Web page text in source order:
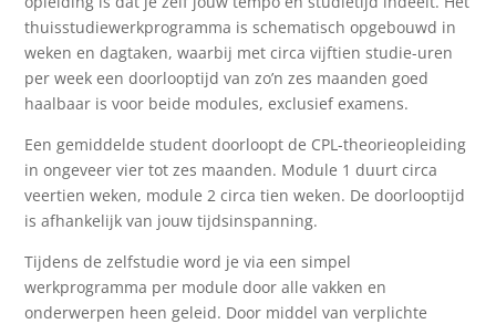
thuisstudiewerkprogramma is schematisch opgebouwd in
weken en dagtaken, waarbij met circa vijftien studie-uren
per week een doorlooptijd van zo’n zes maanden goed
haalbaar is voor beide modules, exclusief examens.
Een gemiddelde student doorloopt de CPL-theorieopleiding
in ongeveer vier tot zes maanden. Module 1 duurt circa
veertien weken, module 2 circa tien weken. De doorlooptijd
is afhankelijk van jouw tijdsinspanning.
Tijdens de zelfstudie word je via een simpel
werkprogramma per module door alle vakken en
onderwerpen heen geleid. Door middel van verplichte